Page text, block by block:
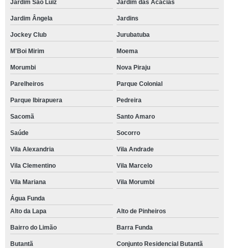
Jardim São Luiz Jardim das Acácias
Jardim Ângela Jardins
Jockey Club Jurubatuba
M'Boi Mirim Moema
Morumbi Nova Piraju
Parelheiros Parque Colonial
Parque Ibirapuera Pedreira
Sacomã Santo Amaro
Saúde Socorro
Vila Alexandria Vila Andrade
Vila Clementino Vila Marcelo
Vila Mariana Vila Morumbi
Água Funda
Alto da Lapa
Alto de Pinheiros
Bairro do Limão Barra Funda
Butantã Conjunto Residencial Butantã